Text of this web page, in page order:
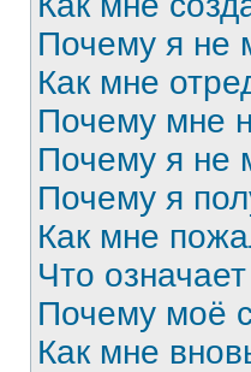
Почему я не
Как мне
Почему мне
Почему я не
Почему я
Как мне
Что
Почему моё
Как мне